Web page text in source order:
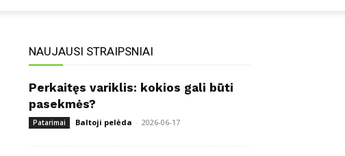
NAUJAUSI STRAIPSNIAI
Perkaitęs variklis: kokios gali būti
pasekmės?
Patarimai Baltoji pelėda - 2026-06-17